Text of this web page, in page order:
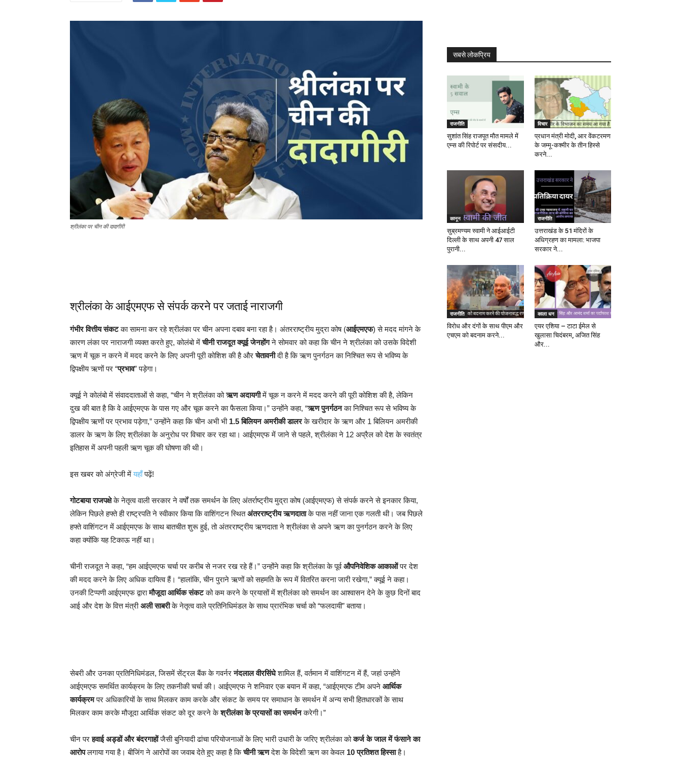
श्रीलंका पर चीन की दादागीरी
श्रीलंका के आईएमएफ से संपर्क करने पर जताई नाराजगी
गंभीर वित्तीय संकटका सामना कर रहे श्रीलंका पर चीन अपना दबाव बना रहा है। अंतरराष्ट्रीय मुद्रा कोष (आईएमएफ) से मदद मांगने के
कारण लंका पर नाराजगी व्यक्त करते हुए, कोलंबो मेंचीनी राजदूत क्यूई जेनहोंगने सोमवार को कहा कि चीन ने श्रीलंका को उसके विदेशी
ऋण में चूक न करने में मदद करने के लिए अपनी पूरी कोशिश की है औरचेतावनीदी है कि ऋण पुनर्गठन का निश्चित रूप से भविष्य के
द्विपक्षीय ऋणों पर “प्रभाव” पड़ेगा।
क्यूई ने कोलंबो में संवाददाताओं से कहा, “चीन ने श्रीलंका कोऋण अदायगीमें चूक न करने में मदद करने की पूरी कोशिश की है, लेकिन
दुख की बात है कि वे आईएमएफ के पास गए और चूक करने का फैसला किया।” उन्होंने कहा, “ऋण पुनर्गठनका निश्चित रूप से भविष्य के
द्विपक्षीय ऋणों पर प्रभाव पड़ेगा,” उन्होंने कहा कि चीन अभी भी 1.5 बिलियन अमरीकी डालरके खरीदार के ऋण और 1 बिलियन अमरीकी
डालर के ऋण के लिए श्रीलंका के अनुरोध पर विचार कर रहा था। आईएमएफ में जाने से पहले, श्रीलंका ने 12 अप्रैल को देश के स्वतंत्र
इतिहास में अपनी पहली ऋण चूक की घोषणा की थी।
इस खबर को अंग्रेजी मेंयहाँपढ़ें!
गोटबाया राजपक्षेके नेतृत्व वाली सरकार ने वर्षों तक समर्थन के लिए अंतर्राष्ट्रीय मुद्रा कोष (आईएमएफ) से संपर्क करने से इनकार किया,
लेकिन पिछले हफ्ते ही राष्ट्रपति ने स्वीकार किया कि वाशिंगटन स्थितअंतरराष्ट्रीय ऋणदाताके पास नहीं जाना एक गलती थी। जब पिछले
हफ्ते वाशिंगटन में आईएमएफ के साथ बातचीत शुरू हुई, तो अंतरराष्ट्रीय ऋणदाता ने श्रीलंका से अपने ऋण का पुनर्गठन करने के लिए
कहा क्योंकि यह टिकाऊ नहीं था।
चीनी राजदूत ने कहा, “हम आईएमएफ चर्चा पर करीब से नजर रख रहे हैं।” उन्होंने कहा कि श्रीलंका के पूर्वऔपनिवेशिक आकाओंपर देश
की मदद करने के लिए अधिक दायित्व हैं। “हालांकि, चीन पुराने ऋणों को सहमति के रूप में वितरित करना जारी रखेगा,” क्यूई ने कहा।
उनकी टिप्पणी आईएमएफ द्वारामौजूदा आर्थिक संकटको कम करने के प्रयासों में श्रीलंका को समर्थन का आश्वासन देने के कुछ दिनों बाद
आई और देश के वित्त मंत्रीअली साबरीके नेतृत्व वाले प्रतिनिधिमंडल के साथ प्रारंभिक चर्चा को “फलदायी” बताया।
सेबरी और उनका प्रतिनिधिमंडल, जिसमें सेंट्रल बैंक के गवर्नरनंदलाल वीरसिंघेशामिल हैं, वर्तमान में वाशिंगटन में हैं, जहां उन्होंने
आईएमएफ समर्थित कार्यक्रम के लिए तकनीकी चर्चा की। आईएमएफ ने शनिवार एक बयान में कहा, “आईएमएफ टीम अपने आर्थिक
कार्यक्रमपर अधिकारियों के साथ मिलकर काम करके और संकट के समय पर समाधान के समर्थन में अन्य सभी हितधारकों के साथ
मिलकर काम करके मौजूदा आर्थिक संकट को दूर करने केश्रीलंका के प्रयासों का समर्थनकरेगी।”
चीन परहवाई अड्डों और बंदरगाहोंजैसी बुनियादी ढांचा परियोजनाओं के लिए भारी उधारी के जरिए श्रीलंका कोकर्ज के जाल में फंसाने का
आरोपलगाया गया है। बीजिंग ने आरोपों का जवाब देते हुए कहा है किचीनी ऋणदेश के विदेशी ऋण का केवल 10 प्रतिशत हिस्साहै।
सबसे लोकप्रिय
राजनीति
सुशांत सिंह राजपूत मौत मामले में
एम्स की रिपोर्ट पर संसदीय...
विचार
प्रधान मंत्री मोदी, आर वेंकटरमण
के जम्मू-कश्मीर के तीन हिस्से
करने...
कानून
सुब्रमण्यम स्वामी ने आईआईटी
दिल्ली के साथ अपनी 47 साल
पुरानी...
राजनीति
उत्तराखंड के 51 मंदिरों के
अधिग्रहण का मामला: भाजपा
सरकार ने...
राजनीति
विरोध और दंगों के साथ पीएम और
एचएम को बदनाम करने...
काला धन
एयर एशिया – टाटा ईमेल से
खुलासा चिदंबरम, अजित सिंह
और...